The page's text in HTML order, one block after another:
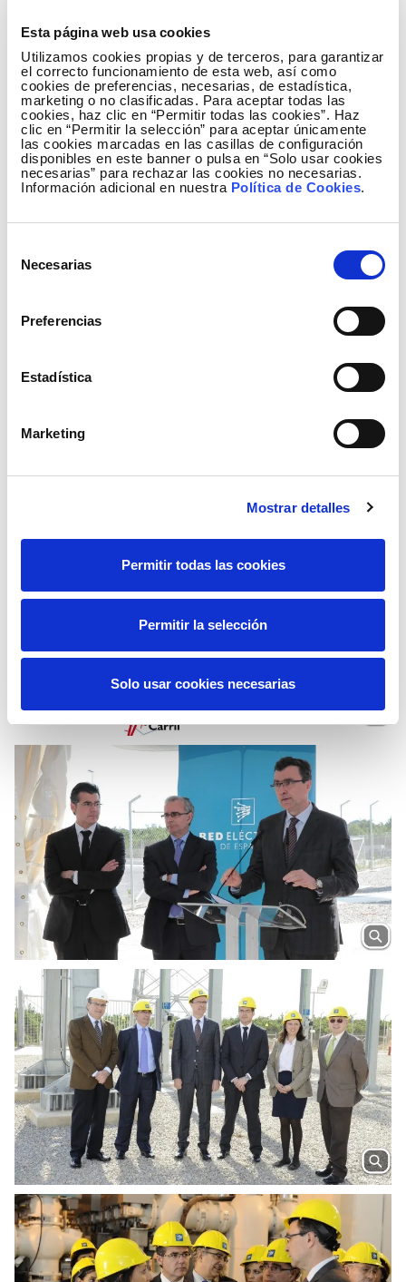
Esta página web usa cookies
Utilizamos cookies propias y de terceros, para garantizar
el correcto funcionamiento de esta web, así como
cookies de preferencias, necesarias, de estadística,
marketing o no clasificadas. Para aceptar todas las
cookies, haz clic en “Permitir todas las cookies”. Haz
clic en “Permitir la selección” para aceptar únicamente
las cookies marcadas en las casillas de configuración
disponibles en este banner o pulsa en “Solo usar cookies
necesarias” para rechazar las cookies no necesarias.
Información adicional en nuestra Política de Cookies.
Necesarias
Preferencias
Estadística
Marketing
Mostrar detalles
Permitir todas las cookies
Permitir la selección
Solo usar cookies necesarias
De esta manera, se va a garantizar la calidad del
suministro eléctrico del municipio de Torre
Pacheco, así como de las pedanías del sur de
Murcia -Gea y Truyols, Avileses, Sucina, y
Valladolises- y de parte del término de San Javier,
reforzando sus instalaciones de distribución de
energía eléctrica y dotándolas de mayor capacidad y
Iberdrola ha registrado en 2013 la mejor calidad de
suministro eléctrico de la historia en la Región de
incidencias respecto a 2012.
El Gabinete de Prensa de Red Eléctrica publica
toda su información escrita y audiovisual en la
cuenta de Twitter
También en Facebook en la cuentaRevista